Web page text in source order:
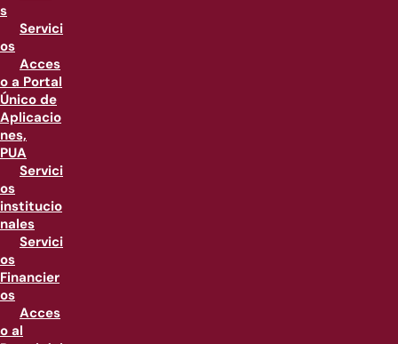
s
Servici
os
Acces
o a Portal
Único de
Aplicacio
nes,
PUA
Servici
os
institucio
nales
Servici
os
Financier
os
Acces
o al